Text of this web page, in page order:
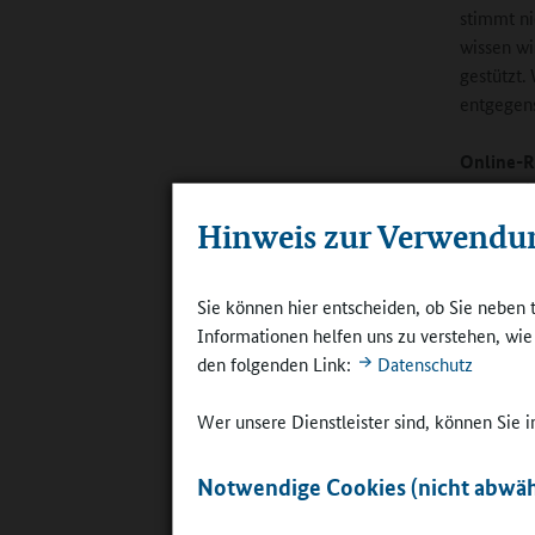
Hinweis zur
Sie können hier entscheiden, ob Sie
Informationen helfen uns zu verstehen,
den folgenden Link:
Datenschutz
Wer unsere Dienstleister sind, können Sie
Notwendige Cookies (nicht
stimmt
wissen
gestützt.
Online-
Steffen:
Wir als
Ganztag
essen.